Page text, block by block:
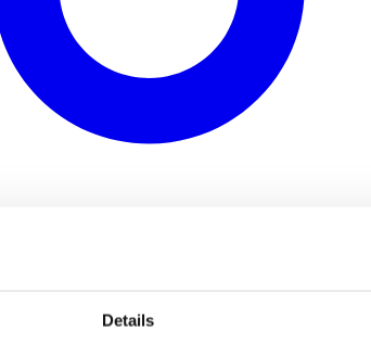
Details